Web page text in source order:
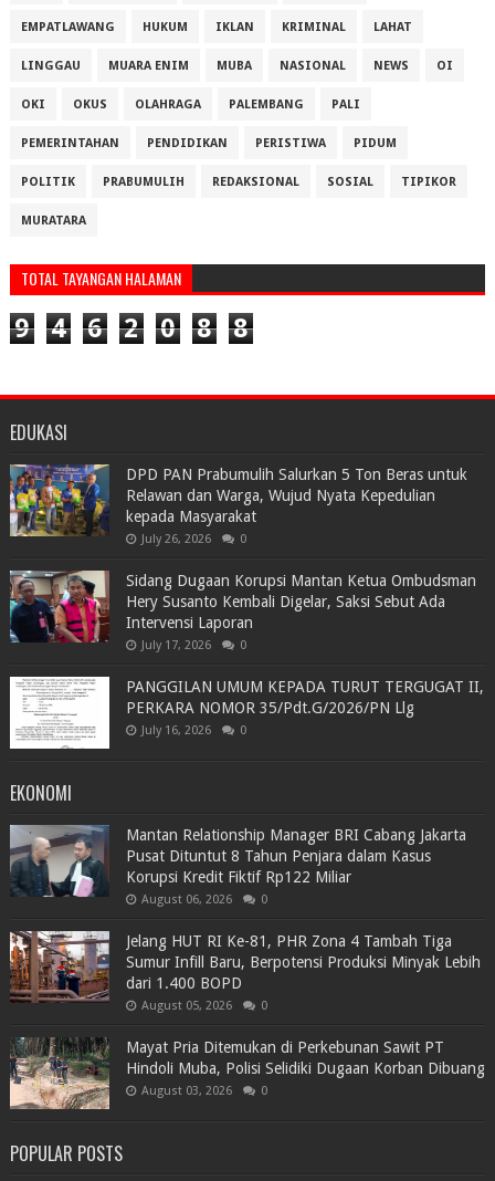
EMPATLAWANG HUKUM IKLAN KRIMINAL LAHAT
LINGGAU MUARA ENIM MUBA NASIONAL NEWS OI
OKI OKUS OLAHRAGA PALEMBANG PALI
PEMERINTAHAN PENDIDIKAN PERISTIWA PIDUM
POLITIK PRABUMULIH REDAKSIONAL SOSIAL TIPIKOR
MURATARA
TOTAL TAYANGAN HALAMAN
9 4 6 2 0 8 8
EDUKASI
DPD PAN Prabumulih Salurkan 5 Ton Beras untuk
Relawan dan Warga, Wujud Nyata Kepedulian
kepada Masyarakat
July 26, 2026 0
Sidang Dugaan Korupsi Mantan Ketua Ombudsman
Hery Susanto Kembali Digelar, Saksi Sebut Ada
Intervensi Laporan
July 17, 2026 0
PANGGILAN UMUM KEPADA TURUT TERGUGAT II,
PERKARA NOMOR 35/Pdt.G/2026/PN Llg
July 16, 2026 0
EKONOMI
Mantan Relationship Manager BRI Cabang Jakarta
Pusat Dituntut 8 Tahun Penjara dalam Kasus
Korupsi Kredit Fiktif Rp122 Miliar
August 06, 2026 0
Jelang HUT RI Ke-81, PHR Zona 4 Tambah Tiga
Sumur Infill Baru, Berpotensi Produksi Minyak Lebih
dari 1.400 BOPD
August 05, 2026 0
Mayat Pria Ditemukan di Perkebunan Sawit PT
Hindoli Muba, Polisi Selidiki Dugaan Korban Dibuang
August 03, 2026 0
POPULAR POSTS